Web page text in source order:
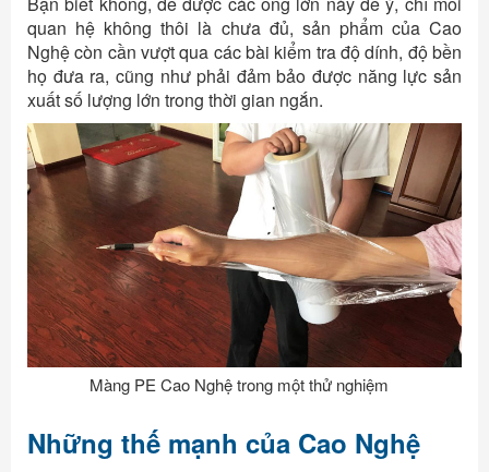
quan hệ không thôi là chưa đủ, sản phẩm của Cao
Nghệ còn cần vượt qua các bài kiểm tra độ dính, độ bền
họ đưa ra, cũng như phải đảm bảo được năng lực sản
xuất số lượng lớn trong thời gian ngắn.
Màng PE Cao Nghệ trong một thử nghiệm
Những thế mạnh của Cao Nghệ